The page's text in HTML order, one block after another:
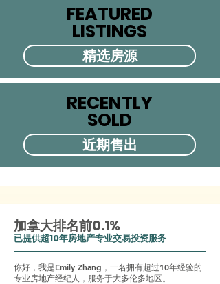
FEATURED
LISTINGS
FEATURED
LISTINGS
精选房源
RECENTLY
SOLD
RECENTLY
SOLD
近期售出
加拿大排名前0.1%
已提供超10年房地产专业交易投资服务
你好，我是Emily Zhang，一名拥有超过10年经验的
专业房地产经纪人，服务于大多伦多地区。